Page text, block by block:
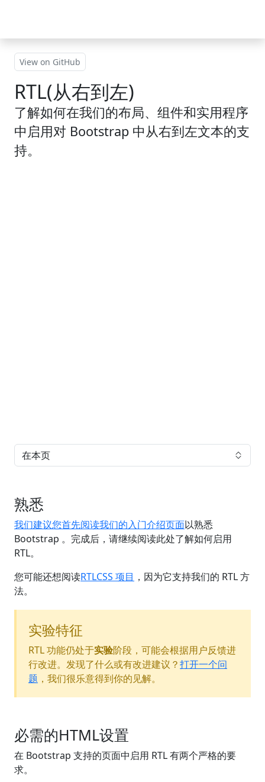
View on GitHub
RTL(从右到左)
了解如何在我们的布局、组件和实用程序
中启用对 Bootstrap 中从右到左文本的支
持。
在本页
熟悉
我们建议您首先阅读我们的入门介绍页面以熟悉
Bootstrap 。完成后，请继续阅读此处了解如何启用
RTL。
您可能还想阅读RTLCSS 项目 ，因为它支持我们的 RTL 方
法。
实验特征
RTL 功能仍处于实验阶段，可能会根据用户反馈进
行改进。发现了什么或有改进建议？打开一个问
题 ，我们很乐意得到你的见解。
必需的HTML设置
在 Bootstrap 支持的页面中启用 RTL 有两个严格的要
求。